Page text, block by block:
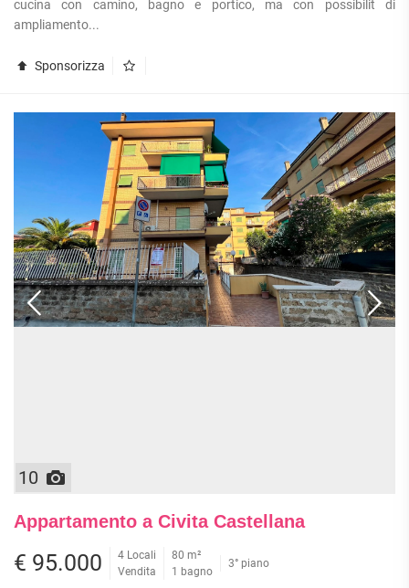
cucina con camino, bagno e portico, ma con possibilit di
ampliamento...
Sponsorizza
10
Appartamento a Civita Castellana
€ 95.000
4 Locali
Vendita
80 m²
1 bagno
3° piano